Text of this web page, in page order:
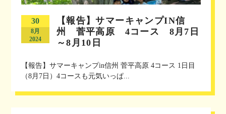
30
8月
2024
【報告】サマーキャンプIN信
州 菅平高原 4コース 8月7日
～8月10日
【報告】サマーキャンプin信州 菅平高原 4コース 1日目
（8月7日）4コースも元気いっぱ...